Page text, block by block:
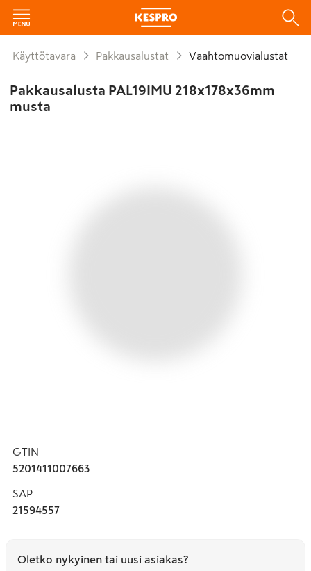
Käyttötavara Pakkausalustat Vaahtomuovialustat
Pakkausalusta PAL19IMU 218x178x36mm
musta
GTIN
5201411007663
SAP
21594557
Oletko nykyinen tai uusi asiakas?